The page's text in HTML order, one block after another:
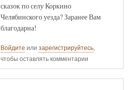
сказок по селу Коркино
Челябинского уезда? Заранее Вам
благодарна!
Войдите или зарегистрируйтесь,
чтобы оставлять комментарии